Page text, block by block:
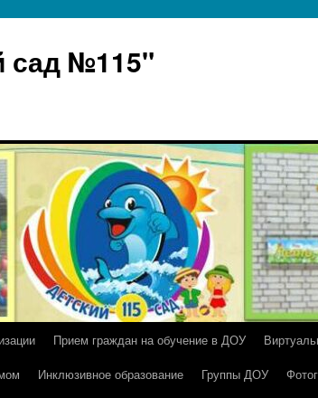
сад №115"
Прием граждан на обучение в ДОУ
Инклюзивное образование Группы ДОУ